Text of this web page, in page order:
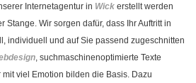
Internetagentur in Wick erstellt werden
Stange. Wir sorgen dafür, dass Ihr Auftritt in
individuell und auf Sie passend zugeschnitten
, suchmaschinenoptimierte Texte
viel Emotion bilden die Basis. Dazu